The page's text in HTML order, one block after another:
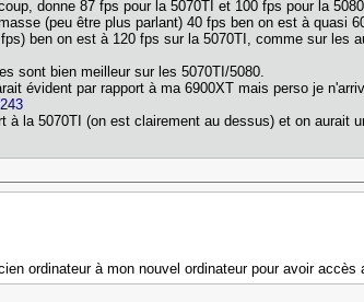
donne 87 fps pour la 5070TI et 100 fps pour la
(peu être plus parlant) 40 fps ben on est à quasi
ben on est à 120 fps sur la 5070TI, comme sur
sont bien meilleur sur les 5070TI/5080.
évident par rapport à ma 6900XT mais perso je
à la 5070TI (on est clairement au dessus) et on
ordinateur à mon nouvel ordinateur pour avoir accès